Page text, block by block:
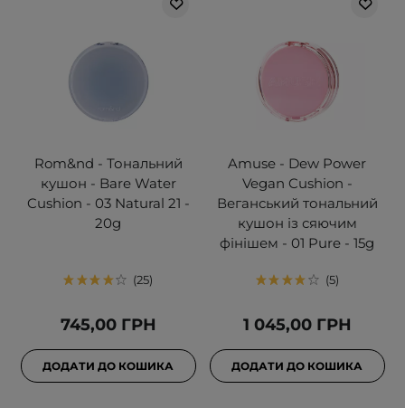
Rom&nd - Тональний
кушон - Bare Water
Cushion - 03 Natural 21 -
20g
25
745,00 ГРН
ДОДАТИ ДО КОШИКА
Amuse - Dew Power
Vegan Cushion -
Веганський тональний
кушон із сяючим
фінішем - 01 Pure - 15g
5
1 045,00 ГРН
ДОДАТИ ДО КОШИКА